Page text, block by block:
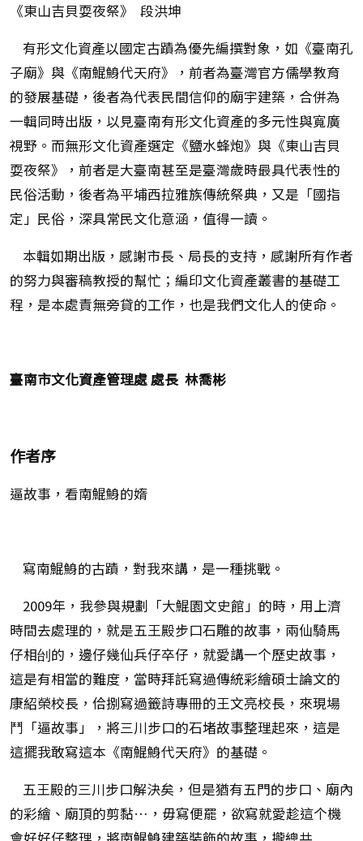
《東山吉貝耍夜祭》 段洪坤
有形文化資產以國定古蹟為優先編撰對象，如《臺南孔
子廟》與《南鯤鯓代天府》，前者為臺灣官方儒學教育
的發展基礎，後者為代表民間信仰的廟宇建築，合併為
一輯同時出版，以見臺南有形文化資產的多元性與寬廣
視野。而無形文化資產選定《鹽水蜂炮》與《東山吉貝
耍夜祭》，前者是大臺南甚至是臺灣歲時最具代表性的
民俗活動，後者為平埔西拉雅族傳統祭典，又是「國指
定」民俗，深具常民文化意涵，值得一讀。
本輯如期出版，感謝市長、局長的支持，感謝所有作者
的努力與審稿教授的幫忙；編印文化資產叢書的基礎工
程，是本處責無旁貸的工作，也是我們文化人的使命。
臺南市文化資產管理處 處長 林喬彬
作者序
逼故事，看南鯤鯓的媠
寫南鯤鯓的古蹟，對我來講，是一種挑戰。
2009年，我參與規劃「大鯤園文史館」的時，用上濟
時間去處理的，就是五王殿步口石雕的故事，兩仙騎馬
仔相刣的，邊仔幾仙兵仔卒仔，就愛講一个歷史故事，
這是有相當的難度，當時拜託寫過傳統彩繪碩士論文的
康紹榮校長，佮捌寫過籤詩專冊的王文亮校長，來現場
鬥「逼故事」，將三川步口的石堵故事整理起來，這是
這擺我敢寫這本《南鯤鯓代天府》的基礎。
五王殿的三川步口解決矣，但是猶有五門的步口、廟內
的彩繪、廟頂的剪黏…，毋寫便罷，欲寫就愛趁這个機